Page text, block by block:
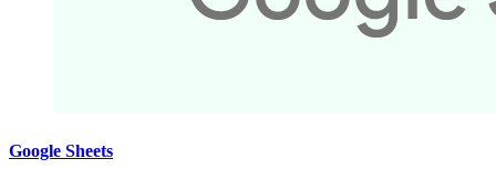
Google Sheets